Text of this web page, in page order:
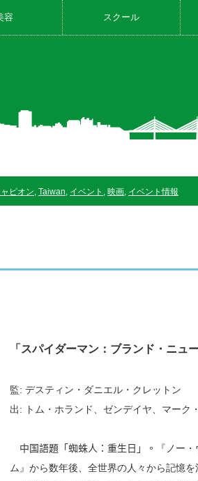
容 スクール
ピオン, Taiwan, イベント , 映画, イベント情報
「スパイダーマン：ブランド・ニュ
監: デスティン・ダニエル・クレットン
出: トム・ホランド ゼンデイヤ マーク
中国語題「 蜘蛛人：重生日 」。
『ノー
ム』から数年後、全世界の人々から記憶を